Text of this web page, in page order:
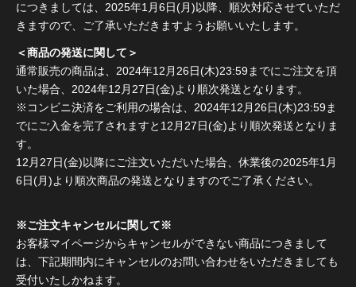
につきましては、2025年1月6日(月)以降、順次対応させていただ
きますので、ご了承いただきますようお願いいたします。
＜商品の発送に関して＞
通常販売の商品は、2024年12月26日(木)23:59までにご注文を頂
いた場合、2024年12月27日(金)より順次発送となります。
※コンビニ決済をご利用の場合は、2024年12月26日(木)23:59ま
でにご入金を完了されますと12月27日(金)より順次発送となりま
す。
12月27日(金)以降にご注文いただいた場合、休業後の2025年1月
6日(月)より順次商品の発送となりますのでご了承ください。
※ご注文キャンセルに関して※
お客様マイページからキャンセルができない商品につきまして
は、下記期間内にキャンセルのお問い合わせをいただきましても
受付いたしかねます。